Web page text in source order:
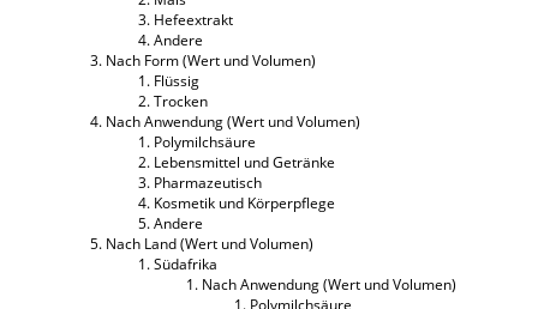
Hefeextrakt
Andere
Nach Form (Wert und Volumen)
Flüssig
Trocken
Nach Anwendung (Wert und Volumen)
Polymilchsäure
Lebensmittel und Getränke
Pharmazeutisch
Kosmetik und Körperpflege
Andere
Nach Land (Wert und Volumen)
Südafrika
Nach Anwendung (Wert und Volumen)
Polymilchsäure